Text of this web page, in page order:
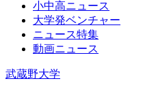
小中高ニュース
大学発ベンチャー
ニュース特集
動画ニュース
武蔵野大学